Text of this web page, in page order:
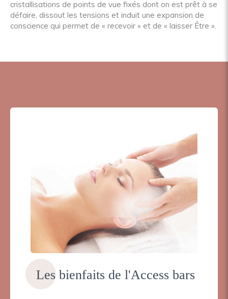
cristallisations de points de vue fixés dont on est prêt à se
défaire, dissout les tensions et induit une expansion de
conscience qui permet de « recevoir » et de « laisser Être ».
Les bienfaits de l'Access bars